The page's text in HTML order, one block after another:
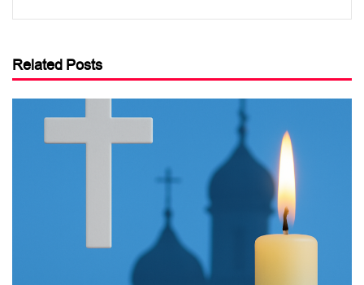
Related Posts